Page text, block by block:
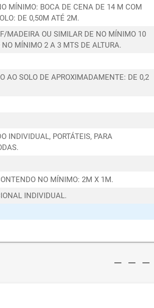
MÍNIMO: BOCA DE CENA DE 14 M COM
DE 0,50M ATÉ 2M.
MADEIRA OU SIMILAR DE NO MÍNIMO 10
MÍNIMO 2 A 3 MTS DE ALTURA.
AO SOLO DE APROXIMADAMENTE: DE 0,2
INDIVIDUAL, PORTÁTEIS, PARA
NO MÍNIMO: 2M X 1M.
INDIVIDUAL.
remove remove remove